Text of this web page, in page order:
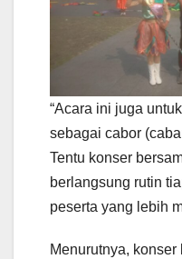
“Acara ini juga
sebagai cabor
Tentu konser
berlangsung rutin
peserta yang lebih
Menurutnya,